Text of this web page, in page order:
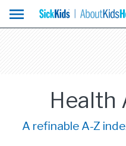
menu
Health
A refinable A-Z